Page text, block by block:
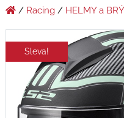
/ Racing/ HELMY a
Sleva!